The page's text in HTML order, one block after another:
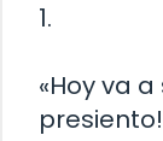
1.
«Hoy va